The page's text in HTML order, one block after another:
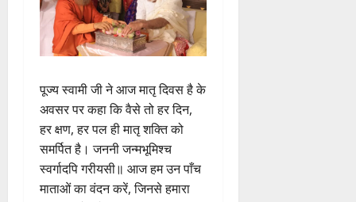
पूज्य स्वामी जी ने आज मातृ दिवस है के
अवसर पर कहा कि वैसे तो हर दिन,
हर क्षण, हर पल ही मातृ शक्ति को
समर्पित है। जननी जन्मभूमिश्च
स्वर्गादपि गरीयसी॥ आज हम उन पाँच
माताओं का वंदन करें, जिनसे हमारा